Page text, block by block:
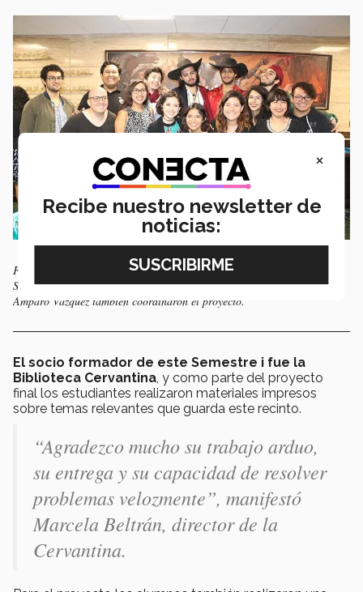
Fueron 10 los alumnos de Letras Hispánicas que participaron en este
Semestre i. Los profesores Adela Díaz, Rafael García, César Morado y
Amparo Vázquez también coordinaron el proyecto.
El socio formador de este Semestre i fue la
Biblioteca Cervantina, y como parte del proyecto
final los estudiantes realizaron materiales impresos
sobre temas relevantes que guarda este recinto.
“Agradezco mucho su trabajo arduo,
su entrega y su capacidad de resolver
problemas velozmente”, manifestó
Marcela Beltrán, director de la
Cervantina.
×
Recibe nuestro newsletter de
noticias: